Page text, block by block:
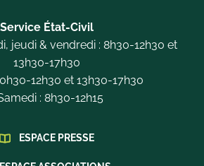
Service État-Civil
jeudi & vendredi : 8h30-12h30 et
13h30-17h30
12h30 et 13h30-17h30
: 8h30-12h15
ESPACE PRESSE